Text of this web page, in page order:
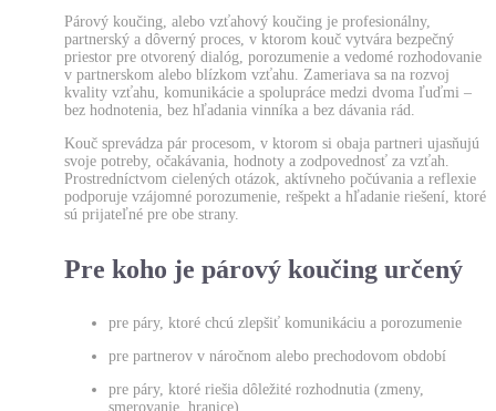
Párový koučing, alebo vzťahový koučing je profesionálny,
partnerský a dôverný proces, v ktorom kouč vytvára bezpečný
priestor pre otvorený dialóg, porozumenie a vedomé rozhodovanie
v partnerskom alebo blízkom vzťahu. Zameriava sa na rozvoj
kvality vzťahu, komunikácie a spolupráce medzi dvoma ľuďmi –
bez hodnotenia, bez hľadania vinníka a bez dávania rád.
Kouč sprevádza pár procesom, v ktorom si obaja partneri ujasňujú
svoje potreby, očakávania, hodnoty a zodpovednosť za vzťah.
Prostredníctvom cielených otázok, aktívneho počúvania a reflexie
podporuje vzájomné porozumenie, rešpekt a hľadanie riešení, ktoré
sú prijateľné pre obe strany.
Pre koho je párový koučing určený
pre páry, ktoré chcú zlepšiť komunikáciu a porozumenie
pre partnerov v náročnom alebo prechodovom období
pre páry, ktoré riešia dôležité rozhodnutia (zmeny,
smerovanie, hranice)